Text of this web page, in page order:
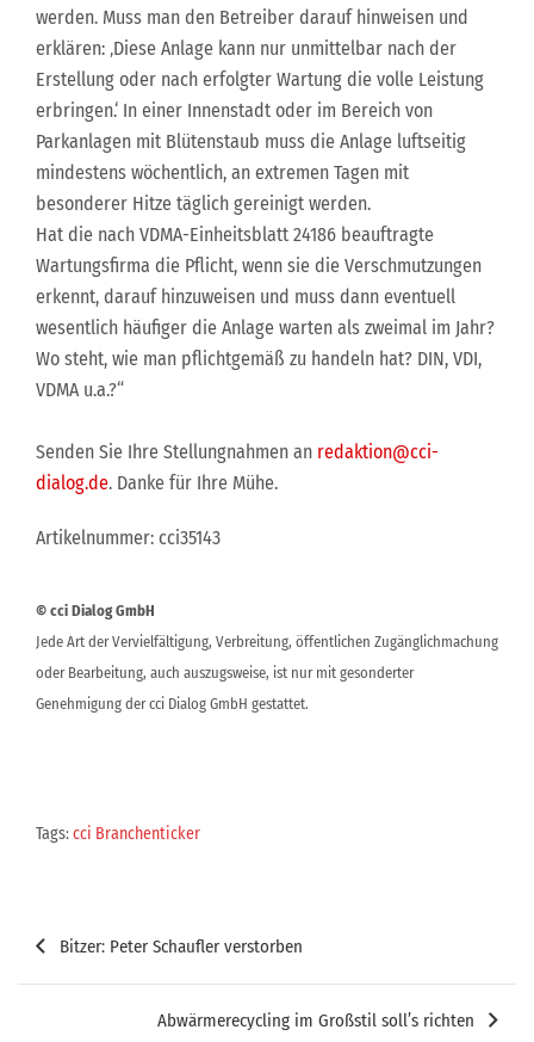
werden. Muss man den Betreiber darauf hinweisen und
erklären: ‚Diese Anlage kann nur unmittelbar nach der
Erstellung oder nach erfolgter Wartung die volle Leistung
erbringen.‘ In einer Innenstadt oder im Bereich von
Parkanlagen mit Blütenstaub muss die Anlage luftseitig
mindestens wöchentlich, an extremen Tagen mit
besonderer Hitze täglich gereinigt werden.
Hat die nach VDMA-Einheitsblatt 24186 beauftragte
Wartungsfirma die Pflicht, wenn sie die Verschmutzungen
erkennt, darauf hinzuweisen und muss dann eventuell
wesentlich häufiger die Anlage warten als zweimal im Jahr?
Wo steht, wie man pflichtgemäß zu handeln hat? DIN, VDI,
VDMA u.a.?“
Senden Sie Ihre Stellungnahmen an redaktion@cci-
dialog.de. Danke für Ihre Mühe.
Artikelnummer: cci35143
© cci Dialog GmbH
Jede Art der Vervielfältigung, Verbreitung, öffentlichen Zugänglichmachung
oder Bearbeitung, auch auszugsweise, ist nur mit gesonderter
Genehmigung der cci Dialog GmbH gestattet.
Tags:cci Branchenticker
Beitragsnavigation
Bitzer: Peter Schaufler verstorben
Abwärmerecycling im Großstil soll’s richten